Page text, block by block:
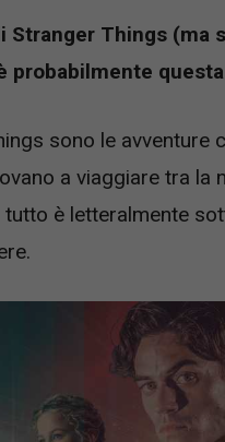
Stranger Things (ma
probabilmente
sono le
a viaggiare tra la
tutto è letteralmente